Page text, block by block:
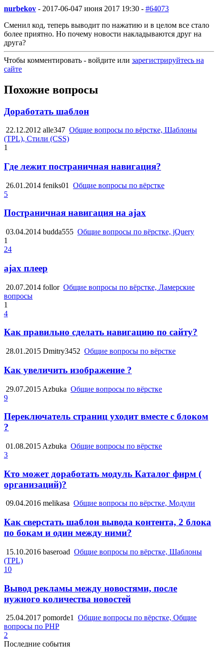
nurbekov - 2017-06-047 июня 2017 19:30 - #64073
Сменил код, теперь выводит по нажатию и в целом все стало
более приятно. Но почему новости накладываются друг на
друга?
Чтобы комментировать - войдите или зарегистрируйтесь на
сайте
Похожие вопросы
Доработать шаблон
22.12.2012 alle347 Общие вопросы по вёрстке, Шаблоны
(TPL), Стили (CSS)
1
Где лежит постраничная навигация?
26.01.2014 feniks01
Общие вопросы по вёрстке
5
Постраничная навигация на ajax
03.04.2014 budda555 Общие вопросы по вёрстке, jQuery
1
24
ajax плеер
20.07.2014 follor Общие вопросы по вёрстке, Ламерские
вопросы
1
4
Как правильно сделать навигацию по сайту?
28.01.2015 Dmitry3452 Общие вопросы по вёрстке
Как увеличить изображение ?
29.07.2015 Azbuka Общие вопросы по вёрстке
9
Переключатель страниц уходит вместе с блоком
?
01.08.2015 Azbuka Общие вопросы по вёрстке
3
Кто может доработать модуль Каталог фирм (
организаций)?
09.04.2016 melikasa Общие вопросы по вёрстке, Модули
Как сверстать шаблон вывода контента, 2 блока
по бокам и один между ними?
15.10.2016 baseroad Общие вопросы по вёрстке, Шаблоны
(TPL)
10
Вывод рекламы между новостями, после
нужного количества новостей
25.04.2017 pomorde1
Общие вопросы по вёрстке, Общие
вопросы по PHP
2
Последние события